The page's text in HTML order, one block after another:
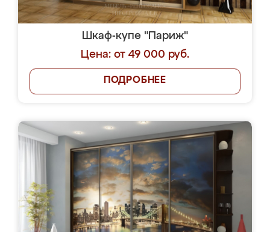
Шкаф-купе "Париж"
Цена: от 49 000 руб.
ПОДРОБНЕЕ